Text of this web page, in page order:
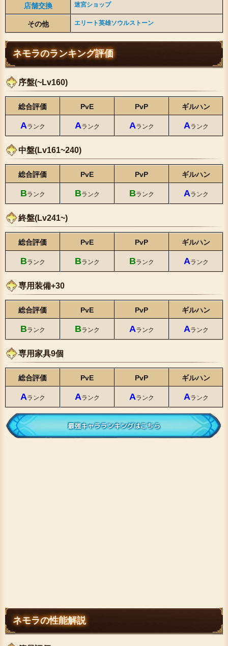
店舗交換 迷宮ショップ
その他 エリート英雄ソウルストーン
ネモラのランキング評価
序盤(~Lv160)
総合評価 PvE PvP ギルハン
Aランク Aランク Aランク Aランク
中盤(Lv161~240)
総合評価 PvE PvP ギルハン
Bランク Bランク Bランク Aランク
終盤(Lv241~)
総合評価 PvE PvP ギルハン
Bランク Bランク Bランク Aランク
専用装備+30
総合評価 PvE PvP ギルハン
Bランク Bランク Aランク Aランク
専用家具9個
総合評価 PvE PvP ギルハン
Aランク Aランク Aランク Aランク
最強キャラランキングはこちら
ネモラの性能解説